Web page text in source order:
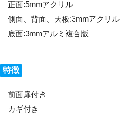
正面:5mmアクリル
側面、背面、天板:3mmアクリル
底面:3mmアルミ複合版
特徴
前面扉付き
カギ付き